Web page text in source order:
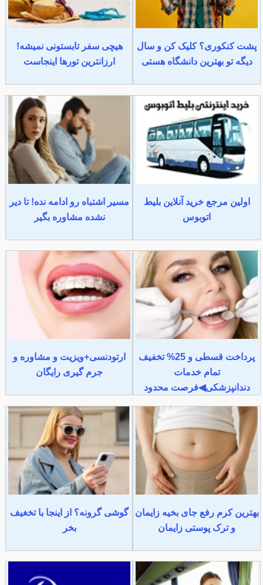
پشت کنکوری؟ کلیک کن و سال
دیگه تو بهترین دانشگاه هستی
هیچی سفر تابستونی نمیشه!
ارزانترین تورها اینجاست
اولین مرجع خرید آنلاین بلیط
اتوبوس
مسیر اشتباه رو ادامه نده! تا دیر
نشده مشاوره بگیر
پرداخت قسطی و 25% تخفیف
تمام خدمات
دندانپزشکی◀فرصت محدود
ارتودنسی+ویزیت و مشاوره و
جرم گیری رایگان
بهترین کرم رفع جای بخیه زایمان
و ترک پوستی زایمان
گوشی گرونه؟ از اینجا با تخغیف
بخر